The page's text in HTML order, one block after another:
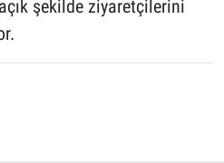
şekilde ziyaretçilerini